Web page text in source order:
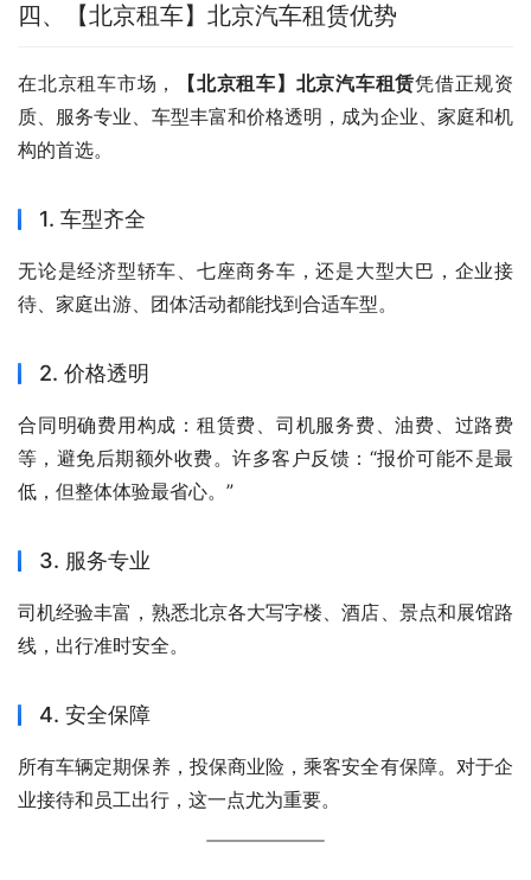
四、【北京租车】北京汽车租赁优势
在北京租车市场， 【北京租车】北京汽车租赁凭借正规资
质、服务专业、车型丰富和价格透明，成为企业、家庭和机
构的首选。
1. 车型齐全
无论是经济型轿车、七座商务车，还是大型大巴，企业接
待、家庭出游、团体活动都能找到合适车型。
2. 价格透明
合同明确费用构成：租赁费、司机服务费、油费、过路费
等，避免后期额外收费。许多客户反馈：“报价可能不是最
低，但整体体验最省心。”
3. 服务专业
司机经验丰富，熟悉北京各大写字楼、酒店、景点和展馆路
线，出行准时安全。
4. 安全保障
所有车辆定期保养，投保商业险，乘客安全有保障。对于企
业接待和员工出行，这一点尤为重要。